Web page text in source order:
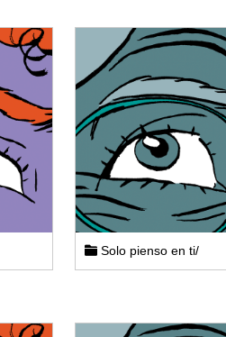
Solo pienso en ti/